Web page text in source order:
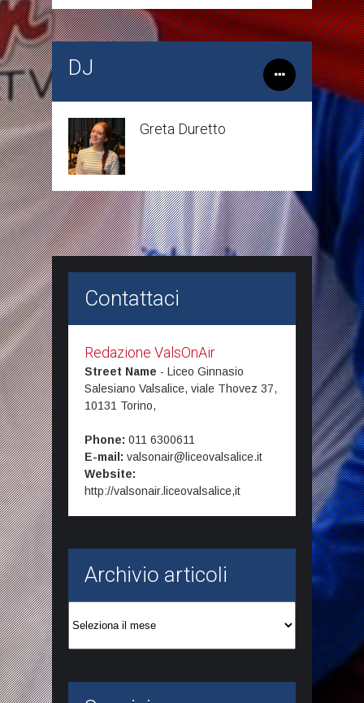
DJ
Greta Duretto
Contattaci
Redazione ValsOnAir
Street Name - Liceo Ginnasio
Salesiano Valsalice, viale Thovez 37,
10131 Torino,
Phone: 011 6300611
E-mail: valsonair@liceovalsalice.it
Website:
http://valsonair.liceovalsalice,it
Archivio articoli
articoli